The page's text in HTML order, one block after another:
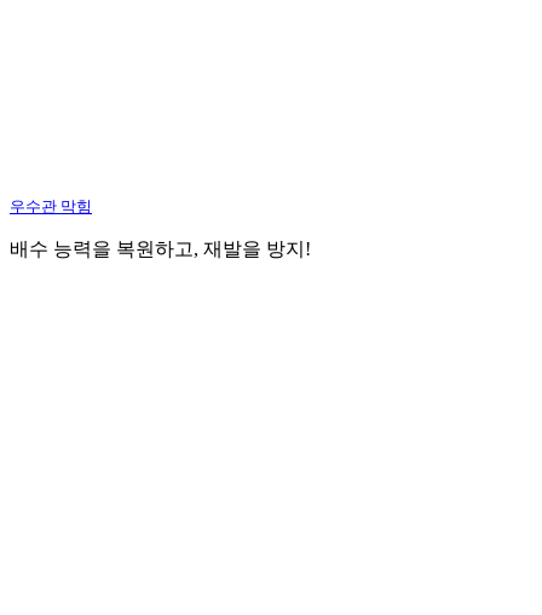
우수관 막힘
배수 능력을 복원하고, 재발을 방지!